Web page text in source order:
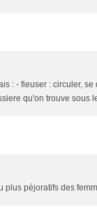
: - fieuser : circuler,
qu'on trouve sous
plus péjoratifs des